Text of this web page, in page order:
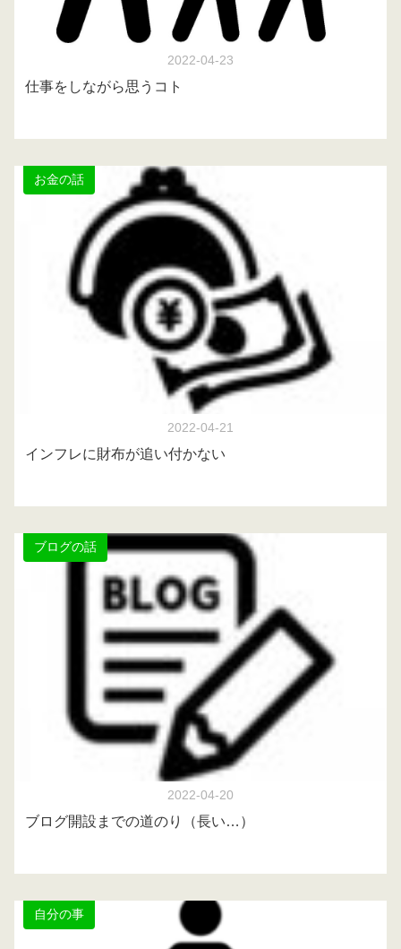
2022-04-23
仕事をしながら思うコト
お金の話
2022-04-21
インフレに財布が追い付かない
ブログの話
2022-04-20
ブログ開設までの道のり（長い…）
自分の事